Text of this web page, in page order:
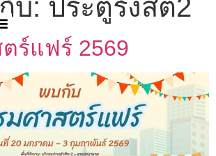
บ: ประตูรังสิต2
ร์แฟร์ 2569